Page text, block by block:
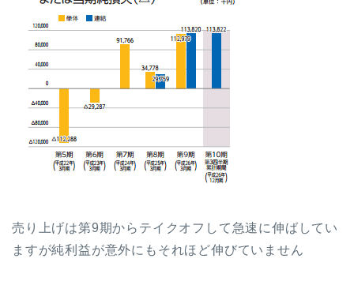
売り上げは第9期からテイクオフして急速に伸ばしてい
ますが純利益が意外にもそれほど伸びていません